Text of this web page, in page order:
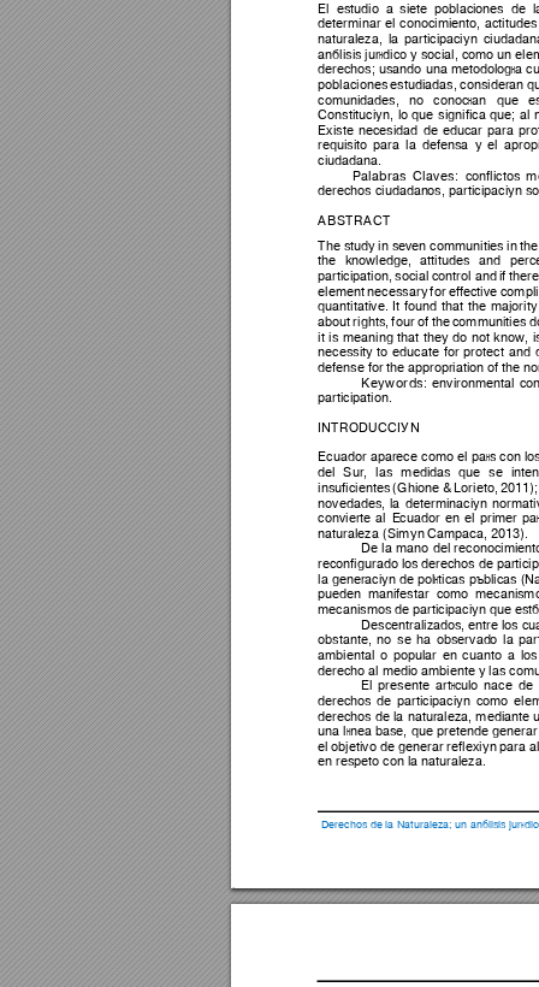
Derechos de la Naturaleza; un análisis
El
estudio a siete poblaciones de l
determinar el conocimiento,
naturaleza,
la participación
análisis jurídico y social, como un
derechos; usando una metodología
poblaciones estudiadas, consideran
comunidades,
no conocían que
Constitución, lo que significa que; al
Existe necesidad de educar para
requisito para la defensa y el
ciudadana.
Palabras Claves: conflictos
derechos ciudadanos, participación
A BSTRACT
The study in seven communities in
the
knowledge, attitudes and
participation, social control and if
element necessaryfor effective
quantitative. It found that the
about rights, four of the communities
it is meaning that they do not know,
necessity to educate for protect and
defense for the appropriation of the
Keywords: environmental
participation.
INTRODUCCIÓN
Ecuador aparece como el país con
del
Sur, las medidas que se
insuficientes (Ghione & Lorieto, 2011
novedades, la determinación
convierte al Ecuador en el primer
naturaleza (Simón Campaña, 2013).
De la mano del
reconfigurado los derechos de partici
la generación de políticas públicas
pueden manifestar como mecanis
mecanismos de participación que es
Descentralizados, entre los
obstante, no se ha observado la
ambiental
o popular en cuanto a
derecho al medio ambiente y las
El
presente artículo nace de
derechos de participación como
derechos de la naturaleza, mediante
una línea base, que pretende
el objetivo de generar reflexión para
en respeto con la naturaleza.